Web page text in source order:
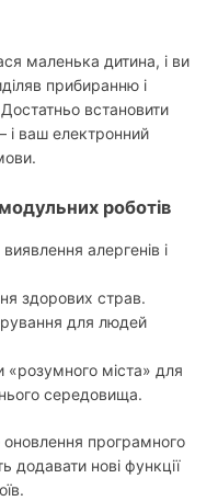
маленька дитина, і ви
прибиранню і
встановити
і ваш електронний
роботів
алергенів і
здорових страв.
для людей
«розумного міста» для
середовища.
програмного
додавати нові функції